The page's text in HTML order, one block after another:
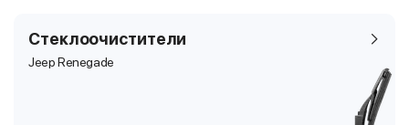
Стеклоочистители
Jeep Renegade